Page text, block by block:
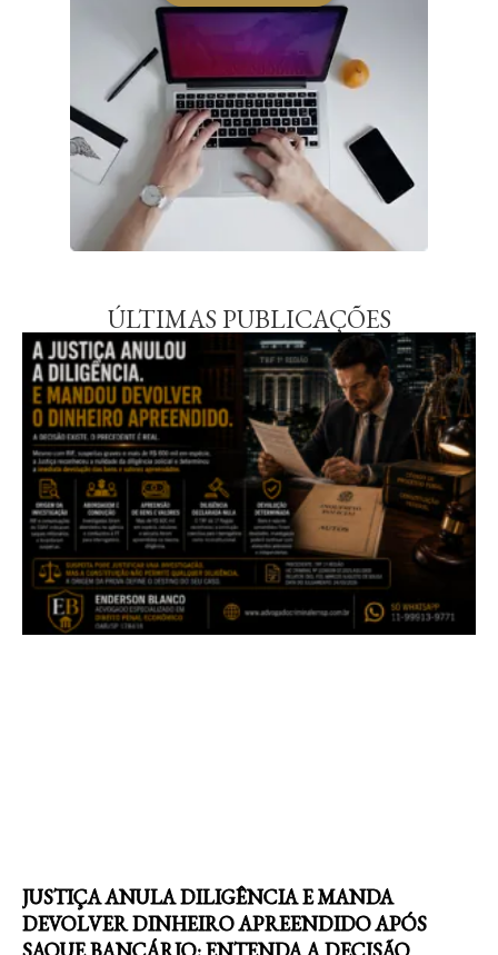
ÚLTIMAS PUBLICAÇÕES
JUSTIÇA ANULA DILIGÊNCIA E MANDA
DEVOLVER DINHEIRO APREENDIDO APÓS